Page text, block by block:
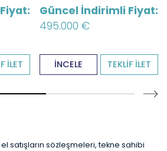
İLET
Güncel İndirimli Fiyat:
495.000 €
İNCELE TEKLİF İLET
completed
satışların sözleşmeleri, tekne sahibi